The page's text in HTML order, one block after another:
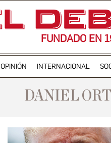
FUNDADO EN
OPINIÓN INTERNACIONAL
DANIEL